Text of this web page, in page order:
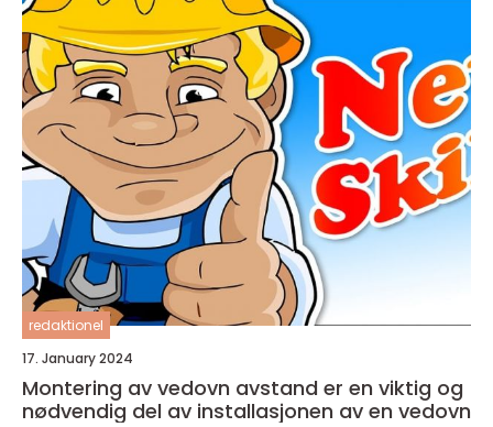
redaktionel
17. January 2024
Montering av vedovn avstand er en viktig og
nødvendig del av installasjonen av en vedovn